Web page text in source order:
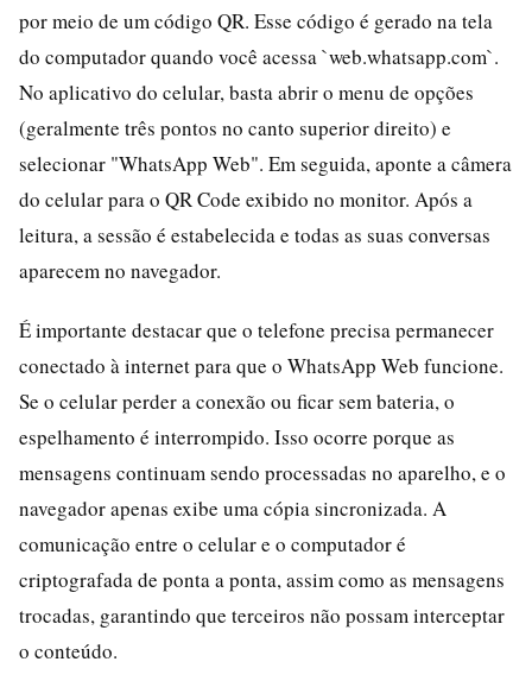
por meio de um código QR. Esse código é gerado na tela
do computador quando você acessa `web.whatsapp.com`.
No aplicativo do celular, basta abrir o menu de opções
(geralmente três pontos no canto superior direito) e
selecionar "WhatsApp Web". Em seguida, aponte a câmera
do celular para o QR Code exibido no monitor. Após a
leitura, a sessão é estabelecida e todas as suas conversas
aparecem no navegador.
É importante destacar que o telefone precisa permanecer
conectado à internet para que o WhatsApp Web funcione.
Se o celular perder a conexão ou ficar sem bateria, o
espelhamento é interrompido. Isso ocorre porque as
mensagens continuam sendo processadas no aparelho, e o
navegador apenas exibe uma cópia sincronizada. A
comunicação entre o celular e o computador é
criptografada de ponta a ponta, assim como as mensagens
trocadas, garantindo que terceiros não possam interceptar
o conteúdo.